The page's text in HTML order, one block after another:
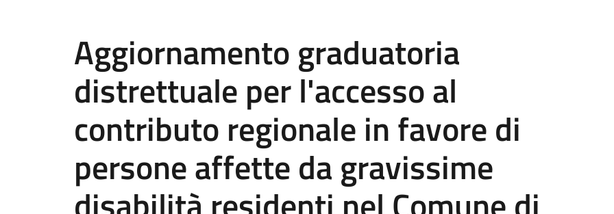
Aggiornamento graduatoria
distrettuale per l'accesso al
contributo regionale in favore di
persone affette da gravissime